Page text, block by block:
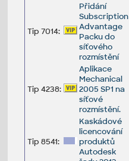
Tip 7014:
Přidání
Subscription
Advantage
Packu do
síťového
rozmístění
Tip 4238:
Aplikace
Mechanical
2005 SP1 na
síťové
rozmístění.
Tip 8541:
Kaskádové
licencování
produktů
Autodesk